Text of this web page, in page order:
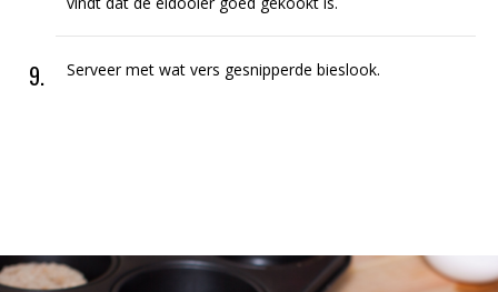
Serveer met wat vers gesnipperde bieslook.